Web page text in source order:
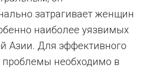
затрагивает женщин
наиболее уязвимых
Азии. Для эффективного
проблемы необходимо в